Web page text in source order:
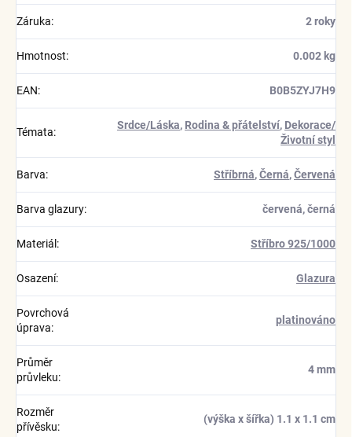
Záruka: 2 roky
Hmotnost: 0.002 kg
EAN: B0B5ZYJ7H9
Témata:
Srdce/Láska, Rodina & přátelství, Dekorace/
Životní styl
Barva: Stříbrná,Černá,Červená
Barva glazury: červená, černá
Materiál : Stříbro 925/1000
Osazení: Glazura
Povrchová
úprava:
platinováno
Průměr
průvleku:
4 mm
Rozměr
přívěsku:
(výška x šířka) 1.1 x 1.1 cm